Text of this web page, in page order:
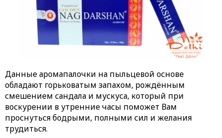
Данные аромапалочки на пыльцевой основе
обладают горьковатым запахом, рождённым
смешением сандала и мускуса, который при
воскурении в утренние часы поможет Вам
проснуться бодрыми, полными сил и желания
трудиться.